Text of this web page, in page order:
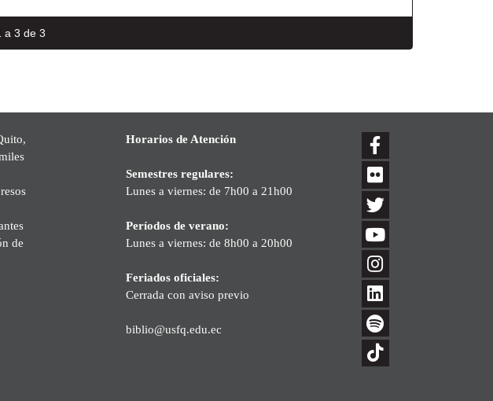
a 3 de 3
de
Horarios de Atención
Semestres regulares:
Lunes a viernes: de 7h00 a 21h00
Períodos de verano:
Lunes a viernes: de 8h00 a 20h00
Feriados oficiales:
Cerrada con aviso previo
biblio@usfq.edu.ec